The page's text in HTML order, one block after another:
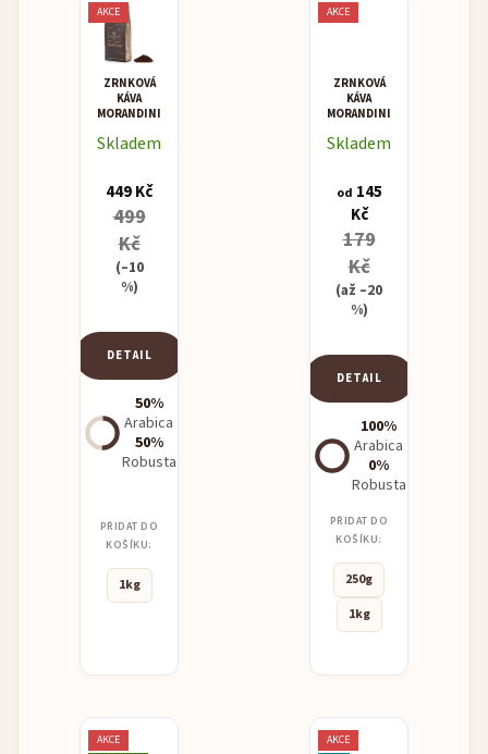
AKCE
ZRNKOVÁ
KÁVA
MORANDINI
CREMA
Skladem
449 Kč
499
Kč
(–10
%)
DETAIL
50%
Arabica
50%
Robusta
PŘIDAT DO
KOŠÍKU:
1kg
AKCE
ZRNKOVÁ
KÁVA
MORANDINI
Skladem
od 145
Kč
179
Kč
(až –20
%)
DETAIL
100%
Arabica
0%
Robusta
PŘIDAT DO
KOŠÍKU:
250g
1kg
AKCE
AKCE